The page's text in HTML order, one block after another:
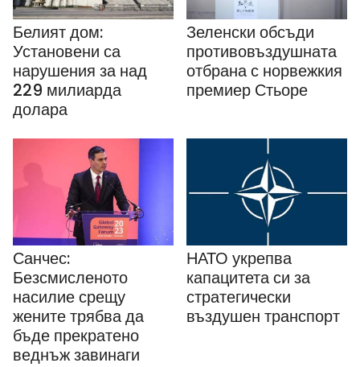
Белият дом:
Установени са
нарушения за над
229 милиарда
долара
Зеленски обсъди
противовъздушната
отбрана с норвежкия
премиер Стьоре
Санчес:
Безсмисленото
насилие срещу
жените трябва да
бъде прекратено
веднъж завинаги
НАТО укрепва
капацитета си за
стратегически
въздушен транспорт